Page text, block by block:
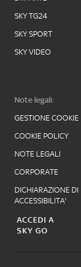
SKY TG24
SKY SPORT
SKY VIDEO
Note legali:
GESTIONE COOKIE
COOKIE POLICY
NOTE LEGALI
CORPORATE
DICHIARAZIONE DI
ACCESSIBILITA'
ACCEDI A
SKY GO